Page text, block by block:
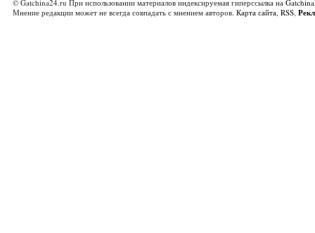
© Gatchina24.ru При использовании материалов индексируемая гиперссылка на
Мнение редакции может не всегда совпадать с мнением авторов. Карта сайта, RSS,